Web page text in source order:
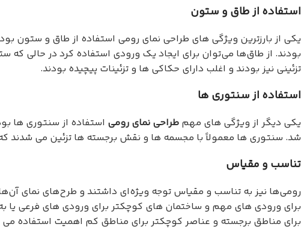
استفاده از طاق و ستون
یکی از بارزترین ویژگی های طراحی نمای رومی استفاده از طاق و
بودند. از طاق‌ها می‌توان برای ایجاد یک ورودی استفاده کرد در حالی که
تزئینی نیز بودند و اغلب دارای حکاکی ها و تزئینات پیچیده بودند.
استفاده از سنتوری ها
یکی دیگر از ویژگی های مهم طراحی نمای رومی استفاده از سنتوری ها
شد. سنتوری ها معمولاً با مجسمه ها و نقش برجسته ها تزئین می شدند
تناسب و مقیاس
رومی‌ها نیز به تناسب و مقیاس توجه ویژه‌ای داشتند و طرح‌های نمای
برای ورودی های مهم و ساختمان های کوچکتر برای ورودی های فرعی یا
برای مناطق برجسته و عناصر کوچکتر برای مناطق کم اهمیت استفاده